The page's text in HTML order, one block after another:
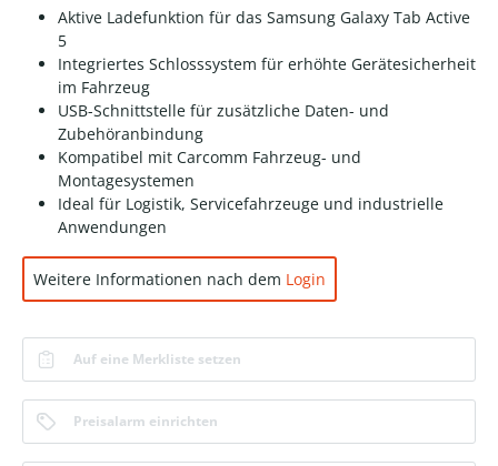
Aktive Ladefunktion für das Samsung Galaxy Tab Active
5
Integriertes Schlosssystem für erhöhte Gerätesicherheit
im Fahrzeug
USB-Schnittstelle für zusätzliche Daten- und
Zubehöranbindung
Kompatibel mit Carcomm Fahrzeug- und
Montagesystemen
Ideal für Logistik, Servicefahrzeuge und industrielle
Anwendungen
Weitere Informationen nach dem Login
Auf eine Merkliste setzen
Preisalarm einrichten